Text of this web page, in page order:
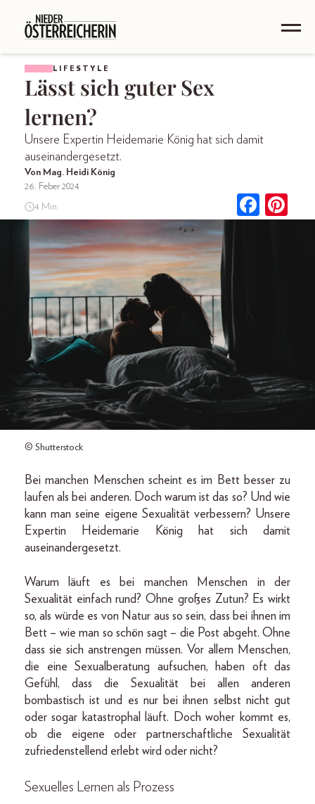
LIFESTYLE
Lässt sich guter Sex
lernen?
Unsere Expertin Heidemarie König hat sich damit
auseinandergesetzt.
Von Mag. Heidi König
26. Feber 2024
4 Min.
© Shutterstock
Bei manchen Menschen scheint es im Bett besser zu
laufen als bei anderen. Doch warum ist das so? Und wie
kann man seine eigene Sexualität verbessern? Unsere
Expertin Heidemarie König hat sich damit
auseinandergesetzt.
Warum läuft es bei manchen Menschen in der
Sexualität einfach rund? Ohne großes Zutun? Es wirkt
so, als würde es von Natur aus so sein, dass bei ihnen im
Bett – wie man so schön sagt – die Post abgeht. Ohne
dass sie sich anstrengen müssen. Vor allem Menschen,
die eine Sexualberatung aufsuchen, haben oft das
Gefühl, dass die Sexualität bei allen anderen
bombastisch ist und es nur bei ihnen selbst nicht gut
oder sogar katastrophal läuft. Doch woher kommt es,
ob die eigene oder partnerschaftliche Sexualität
zufriedenstellend erlebt wird oder nicht?
Sexuelles Lernen als Prozess